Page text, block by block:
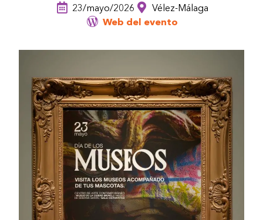
23/mayo/2026
Vélez-Málaga
Web del evento